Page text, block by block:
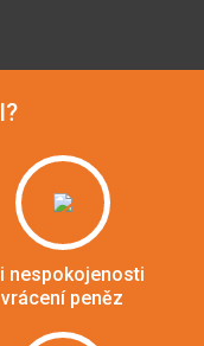
nespokojenosti
vrácení peněz